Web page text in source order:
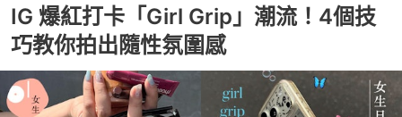
IG 爆紅打卡「Girl Grip」潮流！4個技
巧教你拍出隨性氛圍感